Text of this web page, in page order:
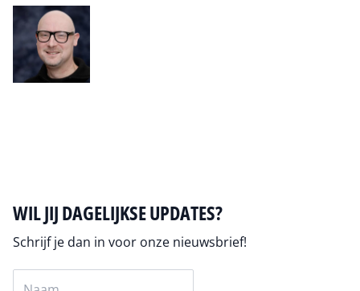
WIL JIJ DAGELIJKSE UPDATES?
Schrijf je dan in voor onze nieuwsbrief!